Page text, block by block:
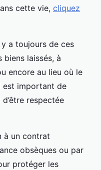
cette vie, cliquez
y a toujours de ces
laissés, à
encore au lieu où le
est important de
respectée
à un contrat
obsèques ou par
protéger les